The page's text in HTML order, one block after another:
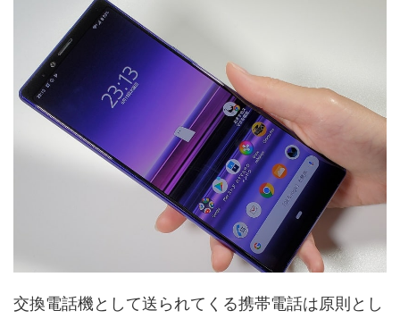
交換電話機として送られてくる携帯電話は原則とし